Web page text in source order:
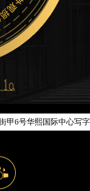
售后服务网络优化升级
方售后客户服务热线：
热线400-188-5020，
务中心最新网点地址：
东方广场写字楼W3座6
甲6号华熙国际中心写
天津国际金融中心写字
号宏伊国际广场写字楼
（新街口）南京中心写